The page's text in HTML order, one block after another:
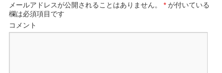
メールアドレスが公開されることはありません。 * が付いている
欄は必須項目です
コメント